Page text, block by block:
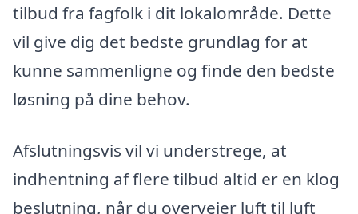
tilbud fra fagfolk i dit lokalområde. Dette
vil give dig det bedste grundlag for at
kunne sammenligne og finde den bedste
løsning på dine behov.
Afslutningsvis vil vi understrege, at
indhentning af flere tilbud altid er en klog
beslutning, når du overvejer luft til luft